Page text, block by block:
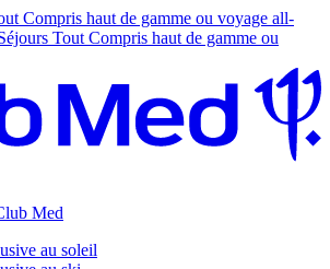
Compris haut de gamme ou voyage all-
Tout Compris haut de gamme ou
Med
au soleil